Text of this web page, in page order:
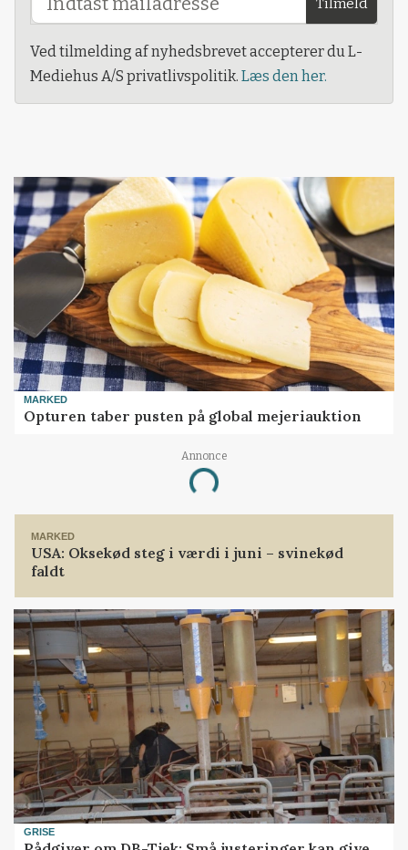
Tilmeld
Ved tilmelding af nyhedsbrevet accepterer du L-
Mediehus A/S privatlivspolitik. Læs den her.
MARKED
Opturen taber pusten på global mejeriauktion
Annonce
Loading...
MARKED
USA: Oksekød steg i værdi i juni – svinekød
faldt
GRISE